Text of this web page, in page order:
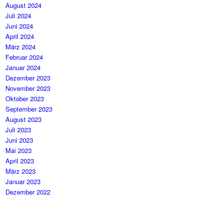
August 2024
Juli 2024
Juni 2024
April 2024
März 2024
Februar 2024
Januar 2024
Dezember 2023
November 2023
Oktober 2023
September 2023
August 2023
Juli 2023
Juni 2023
Mai 2023
April 2023
März 2023
Januar 2023
Dezember 2022